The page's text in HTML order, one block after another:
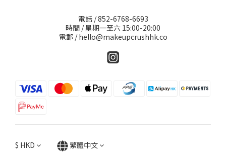
電話 / 852-6768-6693
時間 / 星期一至六 15:00-20:00
電郵 / hello@makeupcrushhk.co
$ HKD 繁體中文